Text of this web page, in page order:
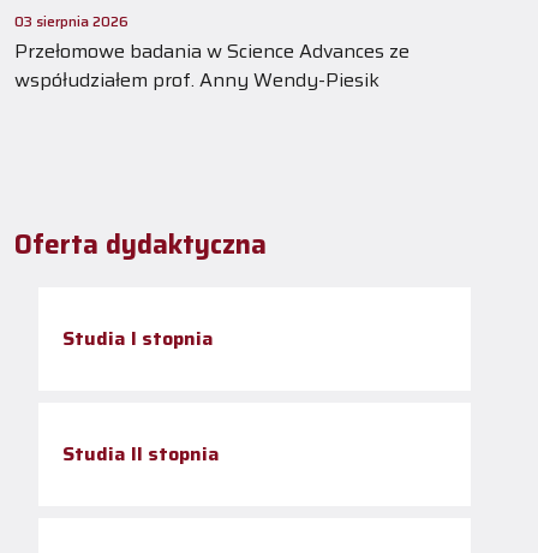
03 sierpnia 2026
Przełomowe badania w Science Advances ze
współudziałem prof. Anny Wendy-Piesik
Oferta dydaktyczna
Studia I stopnia
Studia II stopnia